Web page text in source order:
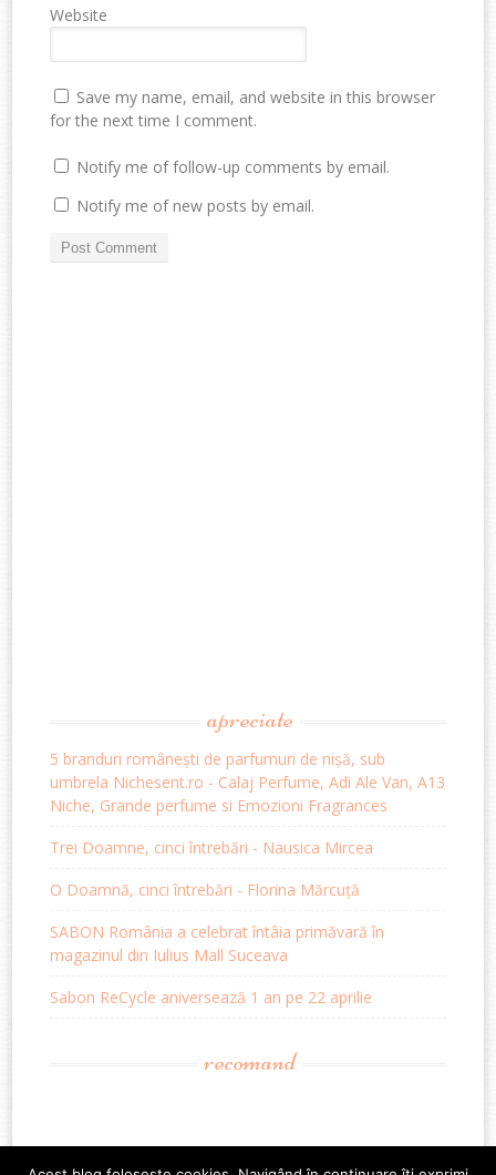
Website
Save my name, email, and website in this browser
for the next time I comment.
Notify me of follow-up comments by email.
Notify me of new posts by email.
apreciate
5 branduri românești de parfumuri de nișă, sub
umbrela Nichesent.ro - Calaj Perfume, Adi Ale Van, A13
Niche, Grande perfume si Emozioni Fragrances
Trei Doamne, cinci întrebări - Nausica Mircea
O Doamnă, cinci întrebări - Florina Mărcuță
SABON România a celebrat întâia primăvară în
magazinul din Iulius Mall Suceava
Sabon ReCycle aniversează 1 an pe 22 aprilie
recomand